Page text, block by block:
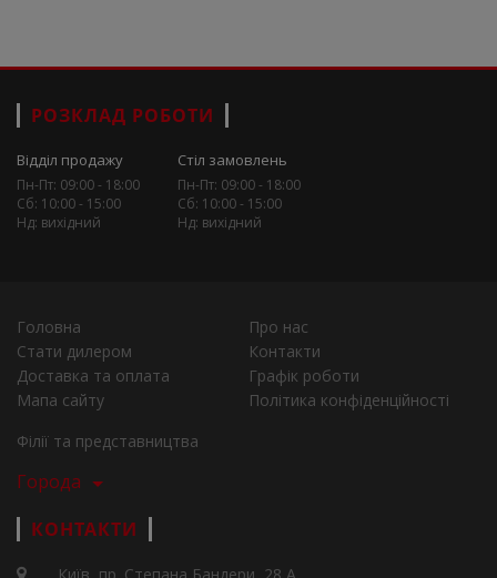
РОЗКЛАД РОБОТИ
Відділ продажу
Пн-Пт: 09:00 - 18:00
Сб: 10:00 - 15:00
Нд: вихідний
Стіл замовлень
Пн-Пт: 09:00 - 18:00
Сб: 10:00 - 15:00
Нд: вихідний
Головна
Про нас
Стати дилером
Контакти
Доставка та оплата
Графік роботи
Мапа сайту
Політика конфіденційності
Філії та представництва
Города
КОНТАКТИ